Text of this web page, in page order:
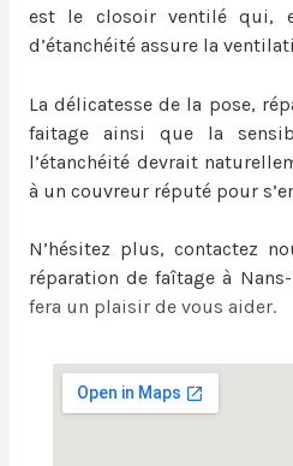
est le closoir ventilé qui,
d’étanchéité assure la
La délicatesse de la pose,
faitage ainsi que la
l’étanchéité devrait
à un couvreur réputé pour
N’hésitez plus, contactez
réparation de faîtage à
fera un plaisir de vous aider.